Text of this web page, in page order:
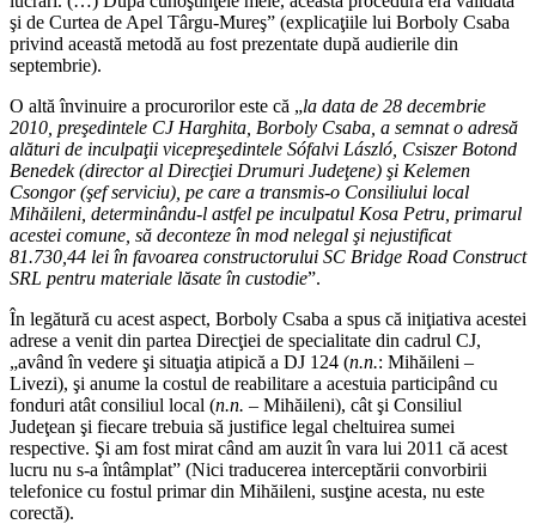
şi de Curtea de Apel Târgu-Mureş” (explicaţiile lui Borboly Csaba
privind această metodă au fost prezentate după audierile din
septembrie).
O altă învinuire a procurorilor este că „la data de 28 decembrie
2010, preşedintele CJ Harghita, Borboly Csaba, a semnat o adresă
alături de inculpaţii vicepreşedintele Sófalvi László, Csiszer Botond
Benedek (director al Direcţiei Drumuri Judeţene) şi Kelemen
Csongor (şef serviciu), pe care a transmis-o Consiliului local
Mihăileni, determinându-l astfel pe inculpatul Kosa Petru, primarul
acestei comune, să deconteze în mod nelegal şi nejustificat
81.730,44 lei în favoarea constructorului SC Bridge Road Construct
SRL pentru materiale lăsate în custodie”.
În legătură cu acest aspect, Borboly Csaba a spus că iniţiativa acestei
adrese a venit din partea Direcţiei de specialitate din cadrul CJ,
„având în vedere şi situaţia atipică a DJ 124 (n.n.: Mihăileni –
Livezi), şi anume la costul de reabilitare a acestuia participând cu
fonduri atât consiliul local (n.n. – Mihăileni), cât şi Consiliul
Judeţean şi fiecare trebuia să justifice legal cheltuirea sumei
respective. Şi am fost mirat când am auzit în vara lui 2011 că acest
lucru nu s-a întâmplat” (Nici traducerea interceptării convorbirii
telefonice cu fostul primar din Mihăileni, susţine acesta, nu este
corectă).